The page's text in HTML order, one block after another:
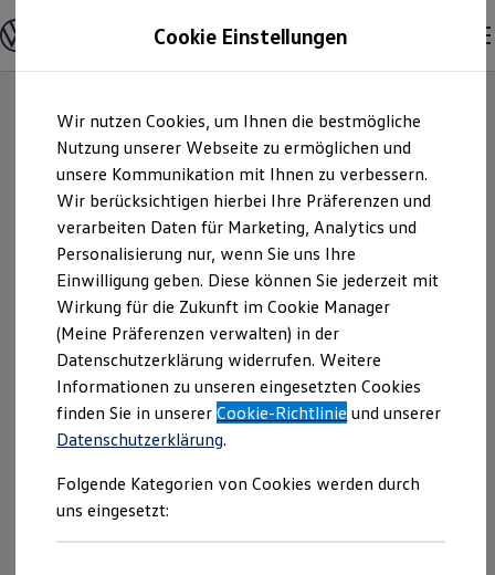
Hauptinhalt
springen
Footer
springen
Modelle und Konfigurator
Konfigurator
Modelle vergleichen
Elektroautos
ENERGY Sondermodelle
Nutzfahrzeuge
SUV und CUV
Familienautos
Kombis
Kompaktwagen
Sportwagen
Schnell verfügbare Fahrzeuge
Angebote und Produkte
Aktuelle Angebote
E-Auto-Förderung
Volkswagen Marktplatz
Die ENERGY Sondermodelle
Junge Gebrauchtwagen und Gebrauchtwagen
Volkswagen Zertifizierte Gebrauchtwagen
Elektromobilität bei Gebrauchtwagen
Saisonangebote
Reifenpakete
Leasing
Leasing-Angebote
Autohaus Krammer
GmbH | Impressum
& Rechtliches
Hier finden Sie Informationen über uns
(Autohaus Krammer GmbH) als
verantwortlichen Anbieter von Inhalten
und Angeboten, die auf dieser Website
speziell aufgeführt sind.
Cookie Einstellungen
Wir nutzen Cookies, um Ihnen die bestmögliche
Nutzung unserer Webseite zu ermöglichen und
unsere Kommunikation mit Ihnen zu verbessern.
Wir berücksichtigen hierbei Ihre Präferenzen und
verarbeiten Daten für Marketing, Analytics und
Personalisierung nur, wenn Sie uns Ihre
Einwilligung geben. Diese können Sie jederzeit mit
Wirkung für die Zukunft im Cookie Manager
(Meine Präferenzen verwalten) in der
Datenschutzerklärung widerrufen. Weitere
Informationen zu unseren eingesetzten Cookies
finden Sie in unsererCookie-Richtlinie und unserer
Datenschutzerklärung.
Folgende Kategorien von Cookies werden durch
uns eingesetzt: